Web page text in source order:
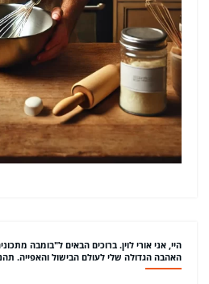
היי, אני אורי לוין. ברוכים הבאים ל"בומבה
האהבה הגדולה שלי לעולם הבישול והאפייה.